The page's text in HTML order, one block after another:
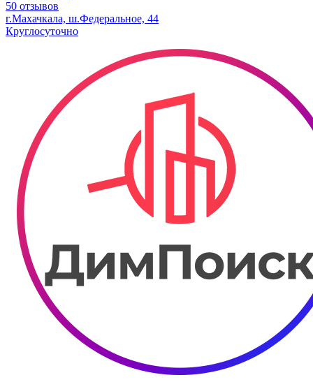
50 отзывов
г.Махачкала, ш.Федеральное, 44
Круглосуточно